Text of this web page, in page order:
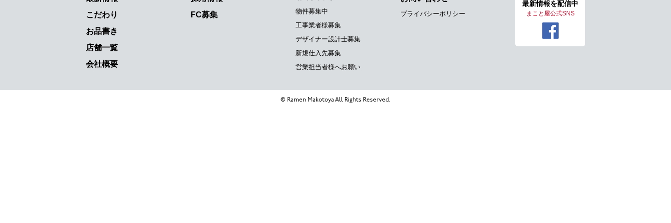
こだわり
お品書き
店舗一覧
会社概要
FC募集
物件募集中
工事業者様募集
デザイナー設計士募集
新規仕入先募集
営業担当者様へお願い
プライバシーポリシー
最新情報を配信中
まこと屋公式SNS
© Ramen Makotoya All Rights Reserved.